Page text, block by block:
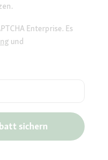
Enterprise. Es
und
sichern